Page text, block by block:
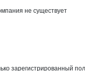
не существует
зарегистрированный